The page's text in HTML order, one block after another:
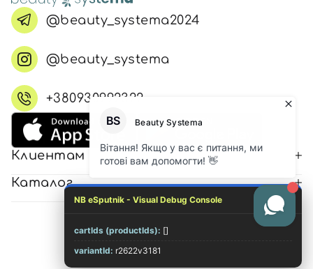
@beauty_systema2024
@beauty_systema
+380930992322
Клиентам
Каталог
© 2026 Все права защищены
NB eSputnik - Visual Debug Console
cartIds (productIds): []
variantId: r2622v3181